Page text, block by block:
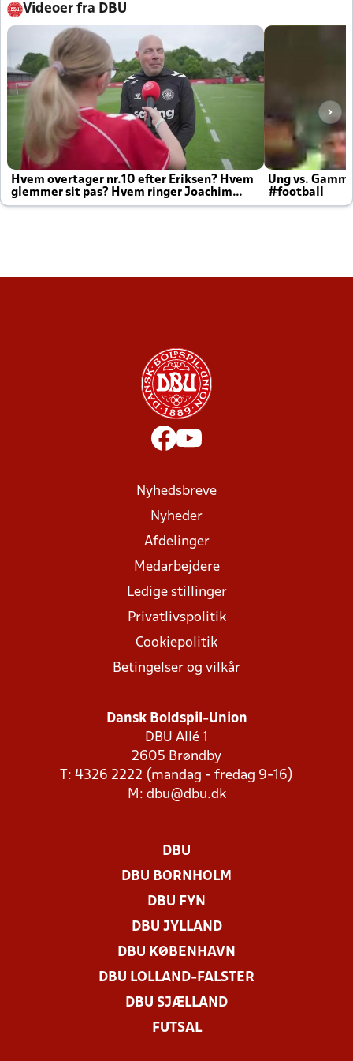
Videoer fra DBU
Hvem overtager nr.10 efter Eriksen? Hvem
glemmer sit pas? Hvem ringer Joachim
altid til efter kampe?
Ung vs.
#football
Nyhedsbreve
Nyheder
Afdelinger
Medarbejdere
Ledige stillinger
Privatlivspolitik
Cookiepolitik
Betingelser og vilkår
Dansk Boldspil-Union
DBU Allé 1
2605 Brøndby
T: 4326 2222 (mandag - fredag 9-16)
M: dbu@dbu.dk
DBU
DBU BORNHOLM
DBU FYN
DBU JYLLAND
DBU KØBENHAVN
DBU LOLLAND-FALSTER
DBU SJÆLLAND
FUTSAL